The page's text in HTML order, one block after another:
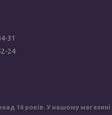
31
24
16 років. У нашому